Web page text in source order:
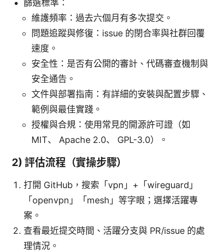
篩選標準：
維護頻率：過去六個月有多次提交。
問題追蹤與修復：issue 的閉合率與社群回覆
速度。
安全性：是否有公開的審計、代碼審查機制與
安全通告。
文件與部署指南：有詳細的安裝與配置步驟、
範例與最佳實踐。
授權與合規：使用常見的開源許可證（如
MIT、 Apache 2.0、 GPL-3.0）。
2) 評估流程（實操步驟）
打開 GitHub，搜索「vpn」+「wireguard」
「openvpn」「mesh」等字眼；選擇活躍專
案。
查看最近提交時間、活躍分支與 PR/issue 的處
理情況。